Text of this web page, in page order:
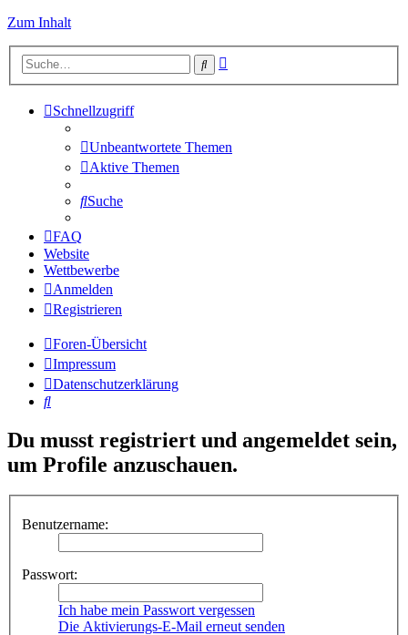
Zum Inhalt
Suche
Schnellzugriff
Unbeantwortete Themen
Aktive Themen
Suche
FAQ
Website
Wettbewerbe
Anmelden
Registrieren
Foren-Übersicht
Impressum
Datenschutzerklärung
Suche
Du musst registriert und angemeldet sein,
um Profile anzuschauen.
Benutzername:
Passwort:
Ich habe mein Passwort vergessen
Die Aktivierungs-E-Mail erneut senden